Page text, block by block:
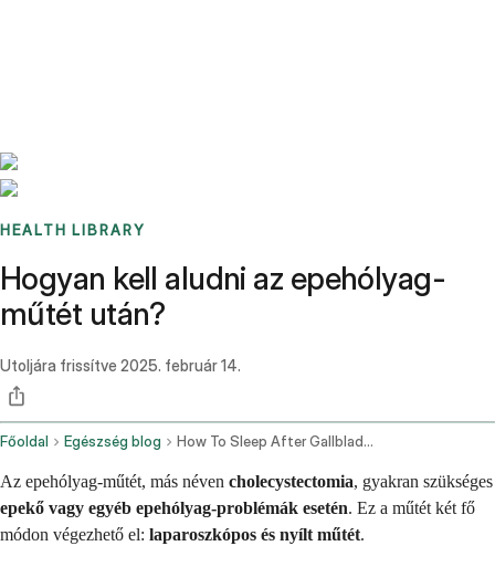
HEALTH LIBRARY
Hogyan kell aludni az epehólyag-
műtét után?
Utoljára frissítve 2025. február 14.
Főoldal Egészség blog How To Sleep After Gallbladder Surgery
Az epehólyag-műtét, más néven cholecystectomia, gyakran szükséges
epekő vagy egyéb epehólyag-problémák esetén. Ez a műtét két fő
módon végezhető el: laparoszkópos és nyílt műtét.